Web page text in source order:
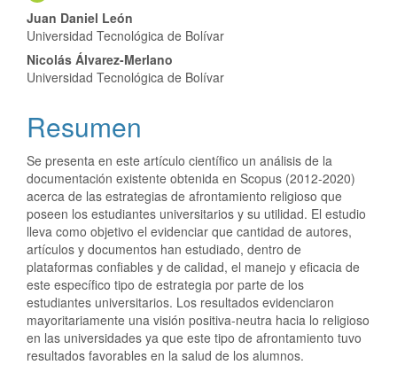
Juan Daniel León
Universidad Tecnológica de Bolívar
Nicolás Álvarez-Merlano
Universidad Tecnológica de Bolívar
Resumen
Se presenta en este artículo científico un análisis de la
documentación existente obtenida en Scopus (2012-2020)
acerca de las estrategias de afrontamiento religioso que
poseen los estudiantes universitarios y su utilidad. El estudio
lleva como objetivo el evidenciar que cantidad de autores,
artículos y documentos han estudiado, dentro de
plataformas confiables y de calidad, el manejo y eficacia de
este específico tipo de estrategia por parte de los
estudiantes universitarios. Los resultados evidenciaron
mayoritariamente una visión positiva-neutra hacia lo religioso
en las universidades ya que este tipo de afrontamiento tuvo
resultados favorables en la salud de los alumnos.